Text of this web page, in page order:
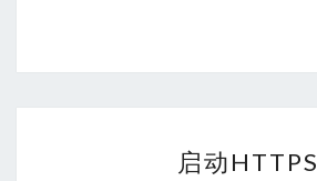
动
启动HTTPS